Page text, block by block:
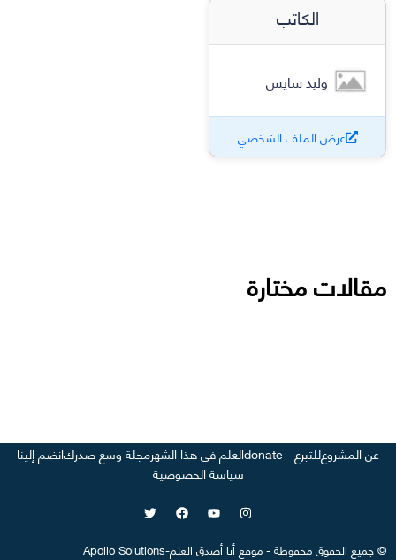
الكاتب
وليد سايس
عرض الملف الشخصي
مقالات مختارة
عن المشروعللتبرع - donate العلم في هذا الشهرمجلة وسع صدركانضم إلينا
سياسة الخصوصية
©جميع الحقوق محفوظة-موقع أنا أصدق العلم-
Apollo Solutions